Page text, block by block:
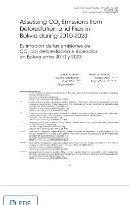
PDF